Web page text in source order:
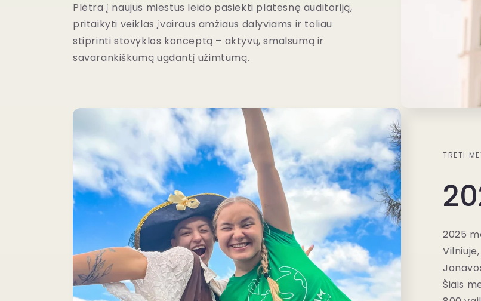
Plėtra į naujus miestus leido pasiekti platesnę auditoriją,
pritaikyti veiklas įvairaus amžiaus dalyviams ir toliau
stiprinti stovyklos konceptą – aktyvų, smalsumą ir
savarankiškumą ugdantį užimtumą.
TRETI
2025
Šiais